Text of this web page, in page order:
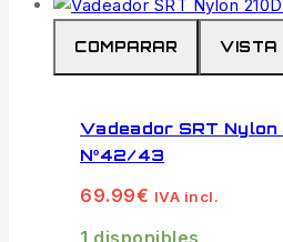
COMPARAR VISTA
Vadeador SRT Nylon
Nº42/43
69.99€ IVA incl.
1 disponibles